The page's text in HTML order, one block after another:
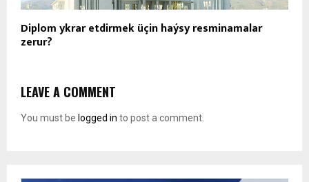
Diplom ykrar etdirmek üçin haýsy resminamalar
zerur?
LEAVE A COMMENT
You must be logged in to post a comment.